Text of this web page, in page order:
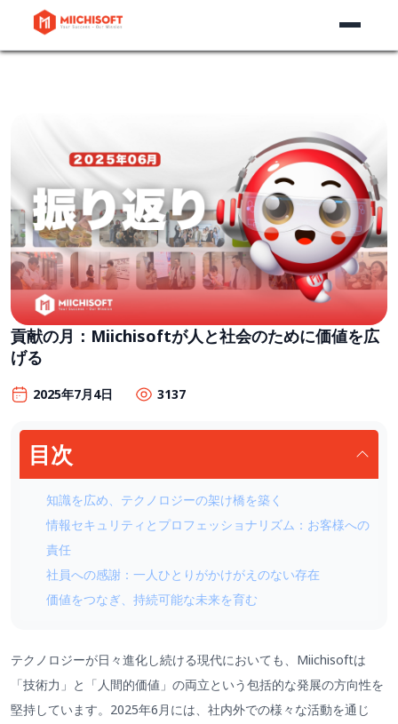
貢献の月：Miichisoftが人と社会のために価値を広
げる
2025年7月4日 3137
目次
知識を広め、テクノロジーの架け橋を築く
情報セキュリティとプロフェッショナリズム：お客様への
責任
社員への感謝：一人ひとりがかけがえのない存在
価値をつなぎ、持続可能な未来を育む
テクノロジーが日々進化し続ける現代においても、Miichisoftは
「技術力」と「人間的価値」の両立という包括的な発展の方向性を
堅持しています。2025年6月には、社内外での様々な活動を通じ